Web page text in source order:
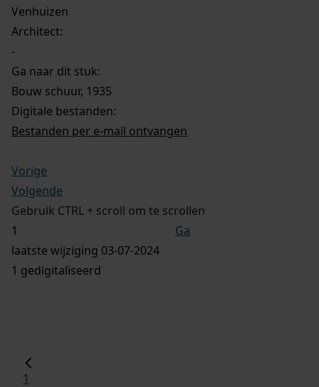
Venhuizen
Architect:
-
Ga naar dit stuk:
Bouw schuur, 1935
Digitale bestanden:
Bestanden per e-mail ontvangen
Vorige
Volgende
Gebruik CTRL + scroll om te scrollen
Ga
laatste wijziging 03-07-2024
1 gedigitaliseerd
1